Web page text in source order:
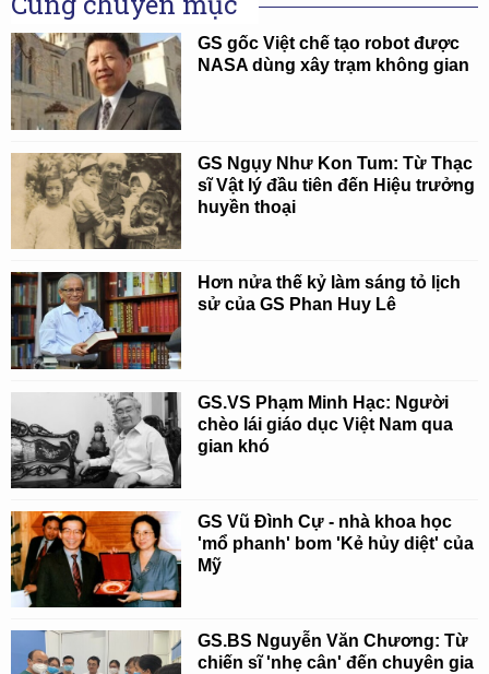
GS gốc Việt chế tạo robot được
NASA dùng xây trạm không gian
GS Ngụy Như Kon Tum: Từ Thạc
sĩ Vật lý đầu tiên đến Hiệu trưởng
huyền thoại
Hơn nửa thế kỷ làm sáng tỏ lịch
sử của GS Phan Huy Lê
GS.VS Phạm Minh Hạc: Người
chèo lái giáo dục Việt Nam qua
gian khó
GS Vũ Đình Cự - nhà khoa học
'mổ phanh' bom 'Kẻ hủy diệt' của
Mỹ
GS.BS Nguyễn Văn Chương: Từ
chiến sĩ 'nhẹ cân' đến chuyên gia